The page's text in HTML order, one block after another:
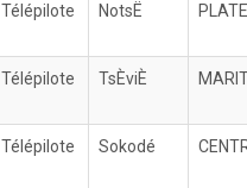
Télépilote NotsË
Télépilote TsÈviÈ
Télépilote Sokodé